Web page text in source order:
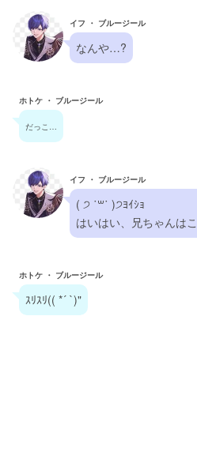
イフ ・ ブルージール
なんや…?
ホトケ ・ ブルージール
だっこ…
イフ ・ ブルージール
( ੭ ˙꒳​˙ )੭ﾖｲｼｮ
はいはい、兄ちゃんは
ホトケ ・ ブルージール
ｽﾘｽﾘ(( *´ `)"